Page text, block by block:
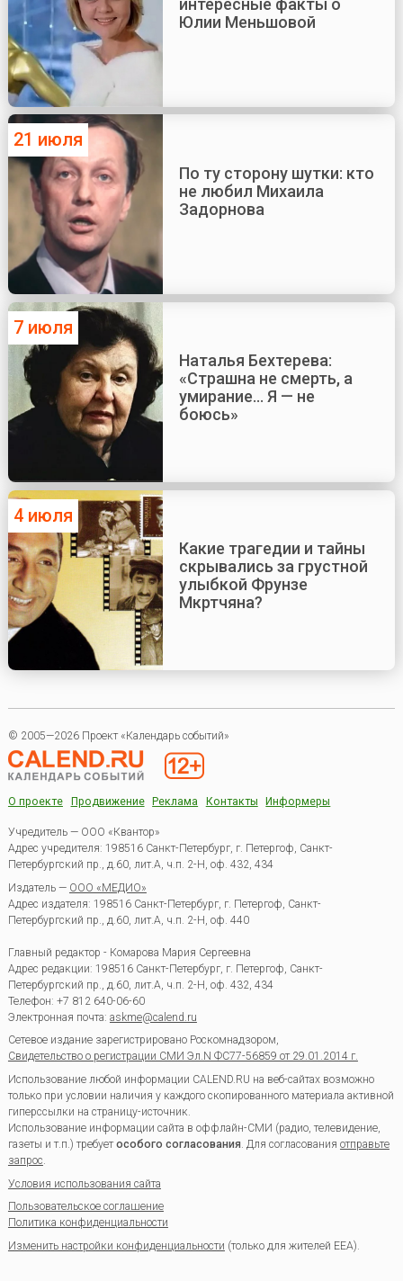
интересные факты о
Юлии Меньшовой
21 июля
По ту сторону шутки: кто
не любил Михаила
Задорнова
7 июля
Наталья Бехтерева:
«Страшна не смерть, а
умирание... Я — не
боюсь»
4 июля
Какие трагедии и тайны
скрывались за грустной
улыбкой Фрунзе
Мкртчяна?
© 2005—2026 Проект «Календарь событий»
О проекте Продвижение Реклама Контакты Информеры
Учредитель — ООО «Квантор»
Адрес учредителя: 198516 Санкт-Петербург, г. Петергоф, Санкт-
Петербургский пр., д.60, лит.А, ч.п. 2-Н, оф. 432, 434
Издатель — ООО «МЕДИО»
Адрес издателя: 198516 Санкт-Петербург, г. Петергоф, Санкт-
Петербургский пр., д.60, лит.А, ч.п. 2-Н, оф. 440
Главный редактор - Комарова Мария Сергеевна
Адрес редакции: 198516 Санкт-Петербург, г. Петергоф Санкт-
Петербургский пр., д.60, лит.А, ч.п. 2-Н, оф. 432, 434
Телефон: +7 812 640-06-60
Электронная почта: askme@calend.ru
Сетевое издание зарегистрировано Роскомнадзором,
Свидетельство о регистрации СМИ Эл.N ФС77-56859 от 29.01.2014 г.
Использование любой информации CALEND.RU на веб-сайтах возможно
только при условии наличия у каждого скопированного материала активной
гиперссылки на страницу-источник.
Использование информации сайта в оффлайн-СМИ (радио, телевидение,
газеты и т.п.) требуетособого согласования. Для согласования отправьте
запрос.
Условия использования сайта
Пользовательское соглашение
Политика конфиденциальности
Изменить настройки конфиденциальности (только для жителей EEA).